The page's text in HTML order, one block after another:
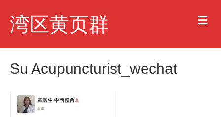
湾区黄页群 M
e
u
Su Acupuncturist_wechat